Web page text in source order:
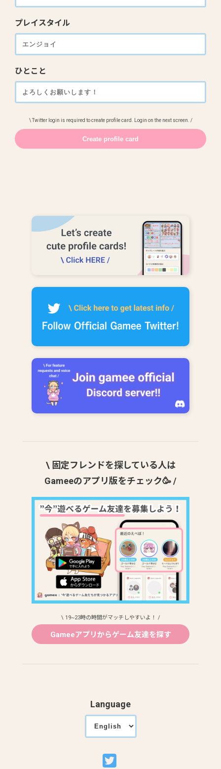
プレイスタイル
ひとこと
\ Twitter login is required to create profile card. Login on the next screen. /
\ 固定フレンドを探している人は
Gameeのアプリ版をチェック🥳 /
\ 19~23時の時間がマッチしやすいよ！ /
Gameeアプリからゲーム友達を探す
Language